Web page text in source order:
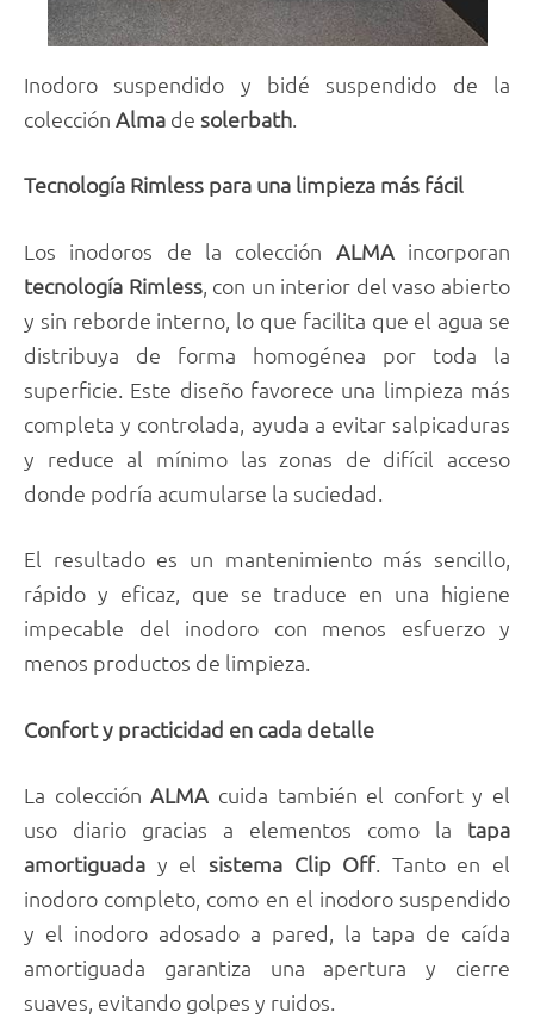
Inodoro suspendido y bidé suspendido de la
colección Alma de solerbath.
Tecnología Rimless para una limpieza más fácil
Los inodoros de la colección ALMA incorporan
tecnología Rimless, con un interior del vaso abierto
y sin reborde interno, lo que facilita que el agua se
distribuya de forma homogénea por toda la
superficie. Este diseño favorece una limpieza más
completa y controlada, ayuda a evitar salpicaduras
y reduce al mínimo las zonas de difícil acceso
donde podría acumularse la suciedad.
El resultado es un mantenimiento más sencillo,
rápido y eficaz, que se traduce en una higiene
impecable del inodoro con menos esfuerzo y
menos productos de limpieza.
Confort y practicidad en cada detalle
La colecciónALMA cuida también el confort y el
uso diario gracias a elementos como la tapa
amortiguada y el sistema Clip Off. Tanto en el
inodoro completo, como en el inodoro suspendido
y el inodoro adosado a pared, la tapa de caída
amortiguada garantiza una apertura y cierre
suaves, evitando golpes y ruidos.